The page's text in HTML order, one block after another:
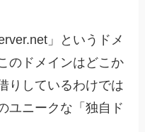
」というドメ
のドメインはどこか
りしているわけでは
ユニークな「独自ド